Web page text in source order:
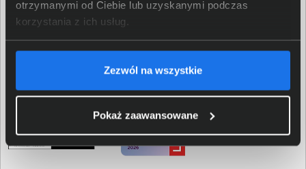
otrzymanymi od Ciebie lub uzyskanymi podczas
korzystania z ich usług.
Zezwól na wszystkie
Pokaż zaawansowane